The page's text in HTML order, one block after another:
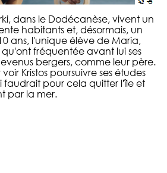
dans le Dodécanèse, vivent un
habitants et, désormais, un
ans, l'unique élève de Maria,
fréquentée avant lui ses
bergers, comme leur père.
Kristos poursuivre ses études
faudrait pour cela quitter l'île et
par la mer.